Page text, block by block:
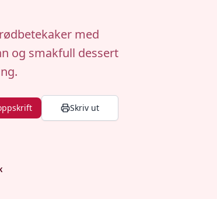
med
og smakfull dessert
Skriv ut